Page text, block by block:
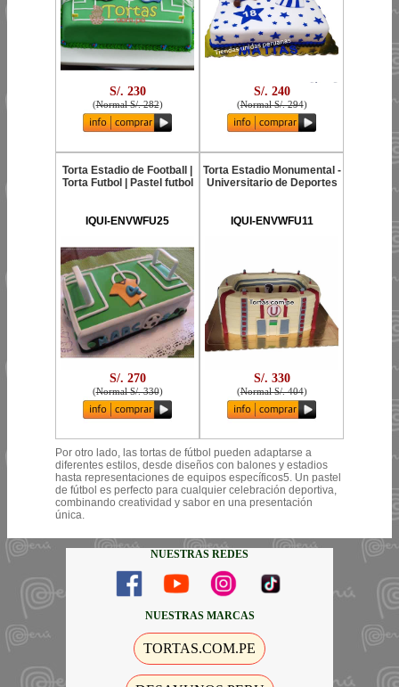
S/. 230
(Normal S/. 282)
S/. 240
(Normal S/. 294)
Torta Estadio de Football |
Torta Futbol | Pastel futbol
IQUI-ENVWFU25
S/. 270
(Normal S/. 330)
Torta Estadio Monumental -
Universitario de Deportes
IQUI-ENVWFU11
S/. 330
(Normal S/. 404)
Por otro lado, las tortas de fútbol pueden adaptarse a
diferentes estilos, desde diseños con balones y estadios
hasta representaciones de equipos específicos5. Un pastel
de fútbol es perfecto para cualquier celebración deportiva,
combinando creatividad y sabor en una presentación
única.
NUESTRAS REDES
NUESTRAS MARCAS
TORTAS.COM.PE